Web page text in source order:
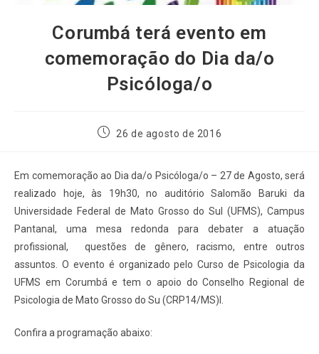
Corumbá terá evento em
comemoração do Dia da/o
Psicóloga/o
26 de agosto de 2016
Em comemoração ao Dia da/o Psicóloga/o – 27 de Agosto, será
realizado hoje, às 19h30, no auditório Salomão Baruki da
Universidade Federal de Mato Grosso do Sul (UFMS), Campus
Pantanal, uma mesa redonda para debater a atuação
profissional, questões de gênero, racismo, entre outros
assuntos. O evento é organizado pelo Curso de Psicologia da
UFMS em Corumbá e tem o apoio do Conselho Regional de
Psicologia de Mato Grosso do Su (CRP14/MS)l.
Confira a programação abaixo: